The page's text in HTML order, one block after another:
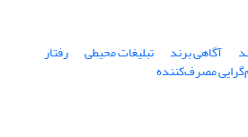
آگاهی برند تبلیغات محیطی رفتار
مصرف‌کننده